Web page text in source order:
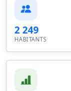
2 249
HABITANTS